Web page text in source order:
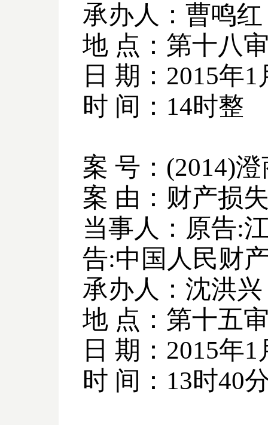
承办人：曹鸣红
地 点：第十八
日 期： 2015年1
时 间： 14时整
案 号： (2014)澄
案 由：财产损
当事人：原告:
告:中国人民财
承办人：沈洪兴
地 点：第十五
日 期： 2015年1
时 间： 13时40